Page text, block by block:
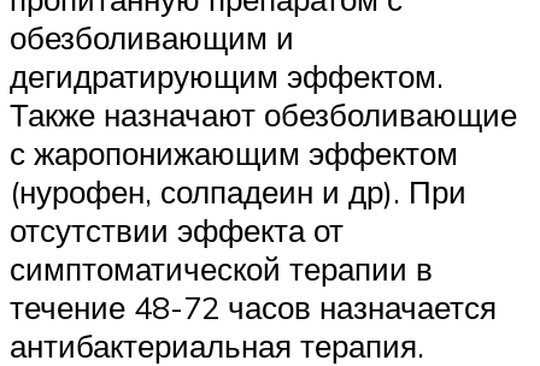
обезболивающим и
дегидратирующим эффектом.
Также назначают обезболивающие
с жаропонижающим эффектом
(нурофен, солпадеин и др). При
отсутствии эффекта от
симптоматической терапии в
течение 48-72 часов назначается
антибактериальная терапия.